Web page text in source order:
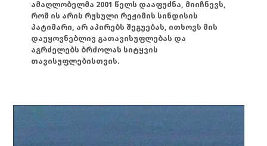
ამაღლობელმა 2001 წელს დააფუძნა, მიიჩნევს,
რომ ის არის რუსული რეჟიმის სინდისის
პატიმარი, არ აპირებს შეგუებას, ითხოვს მის
დაუყოვნებლივ გათავისუფლებას და
აგრძელებს ბრძოლას სიტყვის
თავისუფლებისთვის.